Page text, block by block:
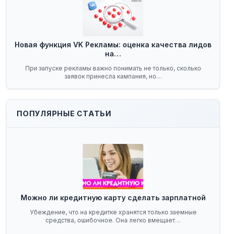
Новая функция VK Рекламы: оценка качества лидов
на…
При запуске рекламы важно понимать не только, сколько
заявок принесла кампания, но…
ПОПУЛЯРНЫЕ СТАТЬИ
Можно ли кредитную карту сделать зарплатной
Убеждение, что на кредитке хранятся только заемные
средства, ошибочное. Она легко вмещает…